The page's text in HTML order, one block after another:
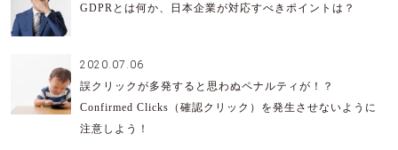
GDPRとは何か、日本企業が対応すべきポイントは？
2020.07.06
誤クリックが多発すると思わぬペナルティが！？
Confirmed Clicks（確認クリック）を発生させないように
注意しよう！